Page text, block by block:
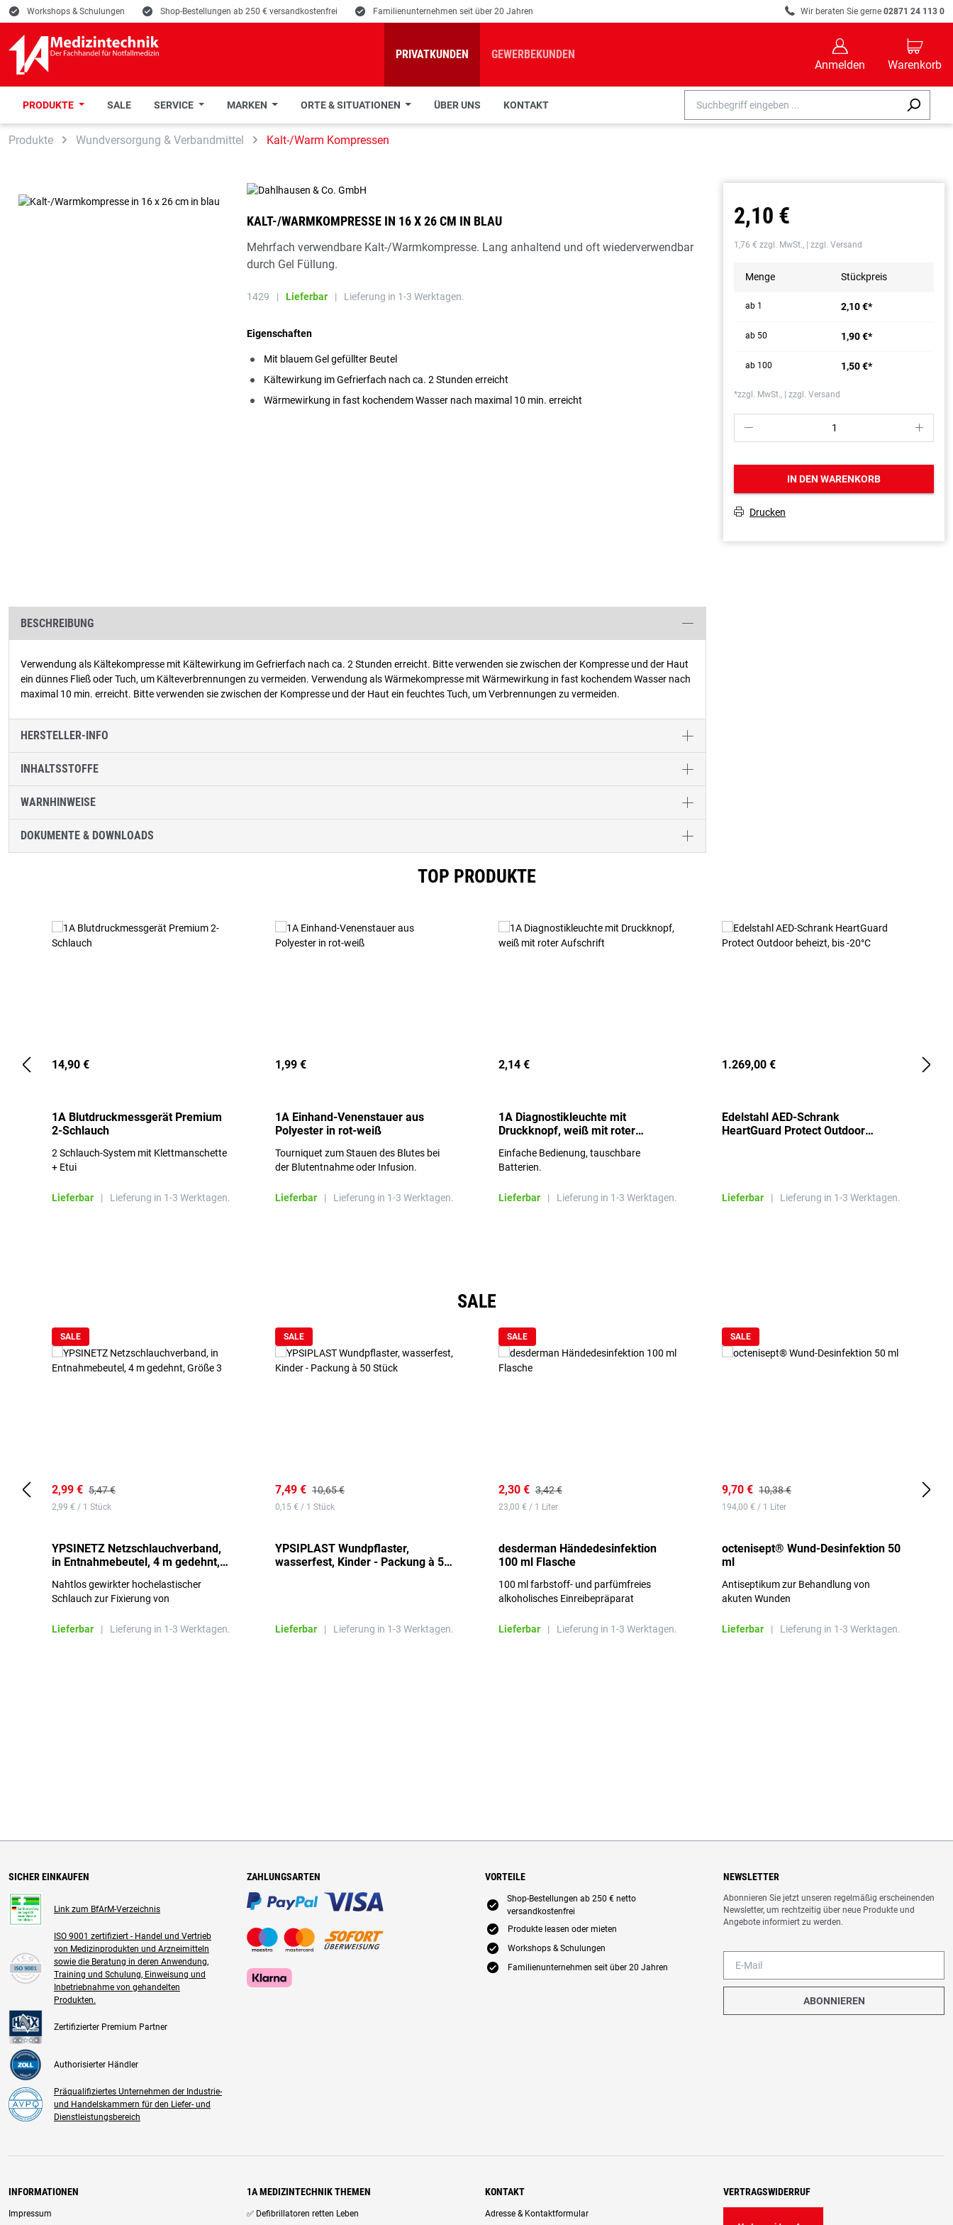
Zur Suche springen
Zur Hauptnavigation springen
E Workshops & Schulungen E Shop-Bestellungen ab 250 € versandkostenfrei E Familienunternehmen seit über 20 Jahren R Wir beraten Sie gerne 02871 24 113 0
PRIVATKUNDEN GEWERBEKUNDEN
B
Anmelden
C
Warenkorb
PRODUKTE SALE SERVICE MARKEN ORTE & SITUATIONEN ÜBER UNS KONTAKT
Produkte Wundversorgung & Verbandmittel Kalt-/Warm Kompressen
KALT-/WARMKOMPRESSE IN 16 X 26 CM IN BLAU
Mehrfach verwendbare Kalt-/Warmkompresse. Lang anhaltend und oft wiederverwendbar
durch Gel Füllung.
1429 | Lieferbar | Lieferung in 1-3 Werktagen.
Eigenschaften
Mit blauem Gel gefüllter Beutel
Kältewirkung im Gefrierfach nach ca. 2 Stunden erreicht
Wärmewirkung in fast kochendem Wasser nach maximal 10 min. erreicht
BESCHREIBUNG
Verwendung als Kältekompresse mit Kältewirkung im Gefrierfach nach ca. 2 Stunden erreicht. Bitte verwenden sie zwischen der Kompresse und der Haut
ein dünnes Fließ oder Tuch, um Kälteverbrennungen zu vermeiden. Verwendung als Wärmekompresse mit Wärmewirkung in fast kochendem Wasser nach
maximal 10 min. erreicht. Bitte verwenden sie zwischen der Kompresse und der Haut ein feuchtes Tuch, um Verbrennungen zu vermeiden.
HERSTELLER-INFO
INHALTSSTOFFE
WARNHINWEISE
DOKUMENTE & DOWNLOADS
2,10 €
1,76 € zzgl. MwSt., | zzgl. Versand
Menge Stückpreis
ab 1 2,10 €*
ab 50 1,90 €*
ab 100 1,50 €*
*zzgl. MwSt., | zzgl. Versand
P S
IN DEN WARENKORB
T Drucken
TOP PRODUKTE
14,90 €
1A Blutdruckmessgerät Premium
2-Schlauch
2 Schlauch-System mit Klettmanschette
+ Etui
Lieferbar | Lieferung in 1-3 Werktagen.
1,99 €
1A Einhand-Venenstauer aus
Polyester in rot-weiß
Tourniquet zum Stauen des Blutes bei
der Blutentnahme oder Infusion.
Lieferbar | Lieferung in 1-3 Werktagen.
2,14 €
1A Diagnostikleuchte mit
Druckknopf, weiß mit roter
Einfache Bedienung, tauschbare
Batterien.
Lieferbar | Lieferung in 1-3 Werktagen.
1.269,00 €
Edelstahl AED-Schrank
HeartGuard Protect Outdoor
Lieferbar | Lieferung in 1-3 Werktagen.
SALE
SALE
2,99 € 5,47 €
2,99 € / 1 Stück
YPSINETZ Netzschlauchverband,
in Entnahmebeutel, 4 m gedehnt,
Nahtlos gewirkter hochelastischer
Schlauch zur Fixierung von
Lieferbar
| Lieferung in 1-3 Werktagen.
SALE
7,49 € 10,65 €
0,15 € / 1 Stück
YPSIPLAST Wundpflaster,
wasserfest, Kinder - Packung à 50
Lieferbar | Lieferung in 1-3 Werktagen.
SALE
2,30 € 3,42 €
23,00 € / 1 Liter
desderman Händedesinfektion
100 ml Flasche
100 ml farbstoff- und parfümfreies
alkoholisches Einreibepräparat
Lieferbar | Lieferung in 1-3 Werktagen.
SALE
9,70 € 10,38 €
194,00 € / 1 Liter
octenisept® Wund-Desinfektion 50
ml
Antiseptikum zur Behandlung von
akuten Wunden
Lieferbar | Lieferung in 1-3 Werktagen.
SICHER EINKAUFEN
Link zum BfArM-Verzeichnis
ISO 9001 zertifiziert - Handel und Vertrieb
von Medizinprodukten und Arzneimitteln
sowie die Beratung in deren Anwendung,
Training und Schulung, Einweisung und
Inbetriebnahme von gehandelten
Produkten.
Zertifizierter Premium Partner
Authorisierter Händler
Präqualifiziertes Unternehmen der Industrie-
und Handelskammern für den Liefer- und
Dienstleistungsbereich
ZAHLUNGSARTEN VORTEILE
E
Shop-Bestellungen ab 250 € netto
versandkostenfrei
E Produkte leasen oder mieten
E Workshops & Schulungen
E Familienunternehmen seit über 20 Jahren
NEWSLETTER
Abonnieren Sie jetzt unseren regelmäßig erscheinenden
Newsletter, um rechtzeitig über neue Produkte und
Angebote informiert zu werden.
ABONNIEREN
INFORMATIONEN
Impressum
1A MEDIZINTECHNIK THEMEN
✅ Defibrillatoren retten Leben
KONTAKT
Adresse & Kontaktformular
VERTRAGSWIDERRUF